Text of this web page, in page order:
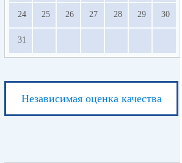
24 25 26 27 28 29 30
31
Независимая оценка качества